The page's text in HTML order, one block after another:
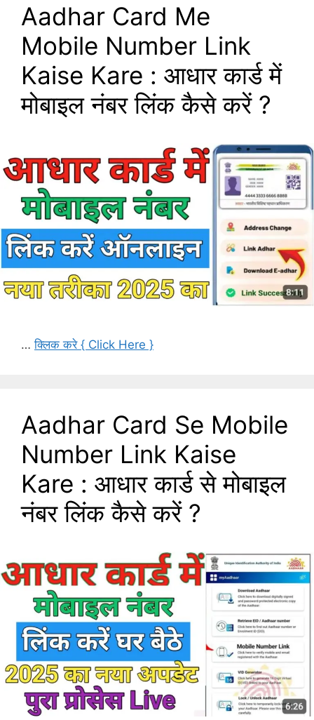
Aadhar Card Me
Mobile Number Link
Kaise Kare : आधार कार्ड में
मोबाइल नंबर लिंक कैसे करें ?
…क्लिक करे { Click Here }
Aadhar Card Se Mobile
Number Link Kaise
Kare : आधार कार्ड से मोबाइल
नंबर लिंक कैसे करें ?